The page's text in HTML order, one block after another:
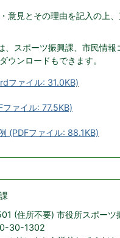
意見とその理由を記入の上
、スポーツ振興課、市民情
ウンロードもできます。
ファイル: 31.0KB)
ァイル: 77.5KB)
(PDFファイル: 88.1KB)
(住所不要) 市役所スポーツ
30-1302